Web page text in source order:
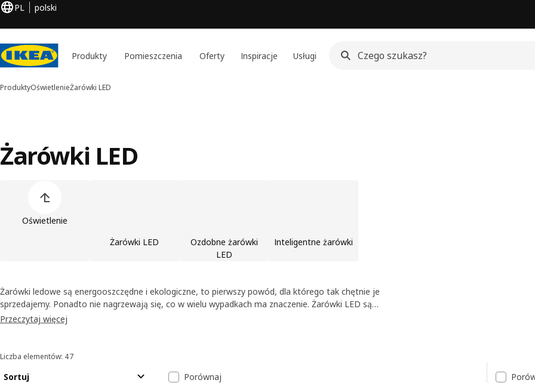
PL polski
Produkty Pomieszczenia Oferty Inspiracje Usługi
ProduktyOświetlenieŻarówki LED
Żarówki LED
Oświetlenie
Żarówki LED
Ozdobne żarówki
LED
Inteligentne żarówki
Żarówki ledowe są energooszczędne i ekologiczne, to pierwszy powód, dla którego tak chętnie je
sprzedajemy. Ponadto nie nagrzewają się, co w wielu wypadkach ma znaczenie. Żarówki LED są
idealne do systemów inteligentnego oświetlenia. Nie wszyscy wiedzą, ale niektóre ledy to żarówki
Przeczytaj więcej
Sortowanie i filtrowanie
Liczba elementów: 47
Sortuj Lista wyników
Porównaj